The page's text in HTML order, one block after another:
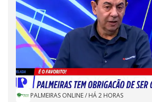
PALMEIRAS ONLINE/ HÁ 2 HORAS